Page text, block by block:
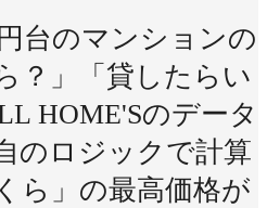
台のマンションの
？」「貸したらい
HOME'Sのデータ
のロジックで計算
ら」の最高価格が